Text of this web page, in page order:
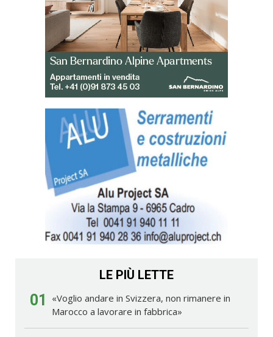
LE PIÙ LETTE
01
«Voglio andare in Svizzera, non rimanere in
Marocco a lavorare in fabbrica»